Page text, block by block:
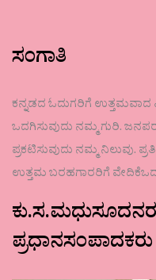
ಸಂಗಾತಿ
ಕನ್ನಡದ ಓದುಗರಿಗೆ ಉತ್ತಮವಾದ
ಒದಗಿಸುವುದು ನಮ್ಮ ಗುರಿ.
ಪ್ರಕಟಿಸುವುದು ನಮ್ಮ
ಉತ್ತಮ ಬರಹಗಾರರಿಗೆ
ಪ್ರಧಾನಸಂಪಾದಕರು